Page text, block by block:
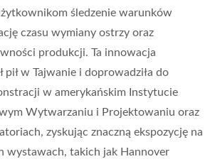
śledzenie warunków
czasu wymiany ostrzy oraz
produkcji. Ta innowacja
pił w Tajwanie i doprowadziła do
w amerykańskim Instytucie
Wytwarzaniu i Projektowaniu oraz
zyskując znaczną ekspozycję na
wystawach, takich jak Hannover